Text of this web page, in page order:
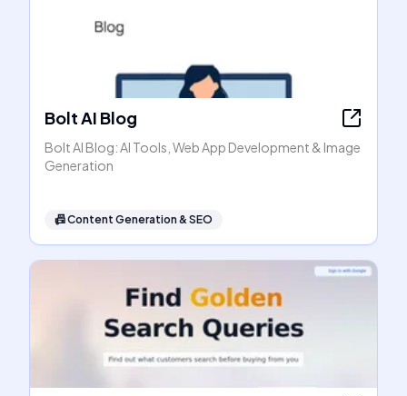
Bolt AI Blog
Bolt AI Blog: AI Tools, Web App Development & Image
Generation
📠Content Generation & SEO